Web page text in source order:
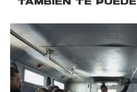
TAMBIÉN TE